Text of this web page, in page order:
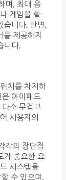
며, 최대 음
게임을 할
습니다. 반면,
제공하지
니다.
치를 차지하
은 아이패드
다소 무겁고
사용자의
각의 장단점
가 중요한 요
시스템을
수 있으며,